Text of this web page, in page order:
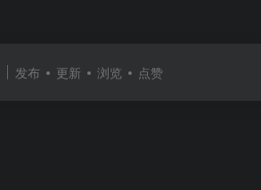
发布 更新 浏览 点赞